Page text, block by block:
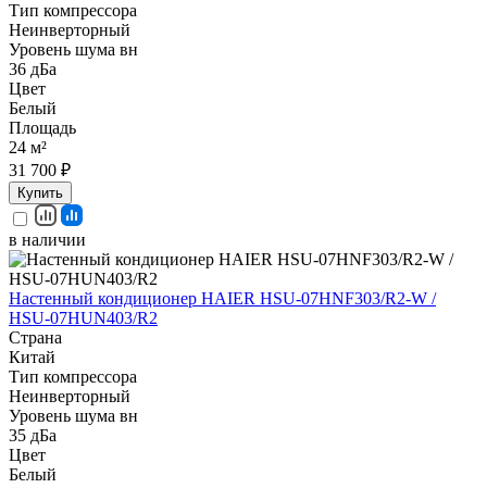
Тип компрессора
Неинверторный
Уровень шума вн
36 дБа
Цвет
Белый
Площадь
24 м²
31 700 ₽
Купить
в наличии
Настенный кондиционер HAIER HSU-07HNF303/R2-W /
HSU-07HUN403/R2
Страна
Китай
Тип компрессора
Неинверторный
Уровень шума вн
35 дБа
Цвет
Белый